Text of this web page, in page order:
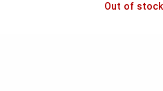
Out of stock